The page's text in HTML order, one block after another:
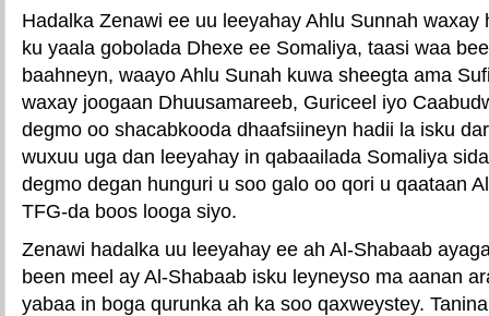
Hadalka Zenawi ee uu leeyahay Ahlu Sunnah waxay
ku yaala gobolada Dhexe ee Somaliya, taasi waa
baahneyn, waayo Ahlu Sunah kuwa sheegta ama
waxay joogaan Dhuusamareeb, Guriceel iyo
degmo oo shacabkooda dhaafsiineyn hadii la isku
wuxuu uga dan leeyahay in qabaailada Somaliya
degmo degan hunguri u soo galo oo qori u qaataan
TFG-da boos looga siyo.
Zenawi hadalka uu leeyahay ee ah Al-Shabaab
been meel ay Al-Shabaab isku leyneyso ma aanan
yabaa in boga qurunka ah ka soo qaxweystey.